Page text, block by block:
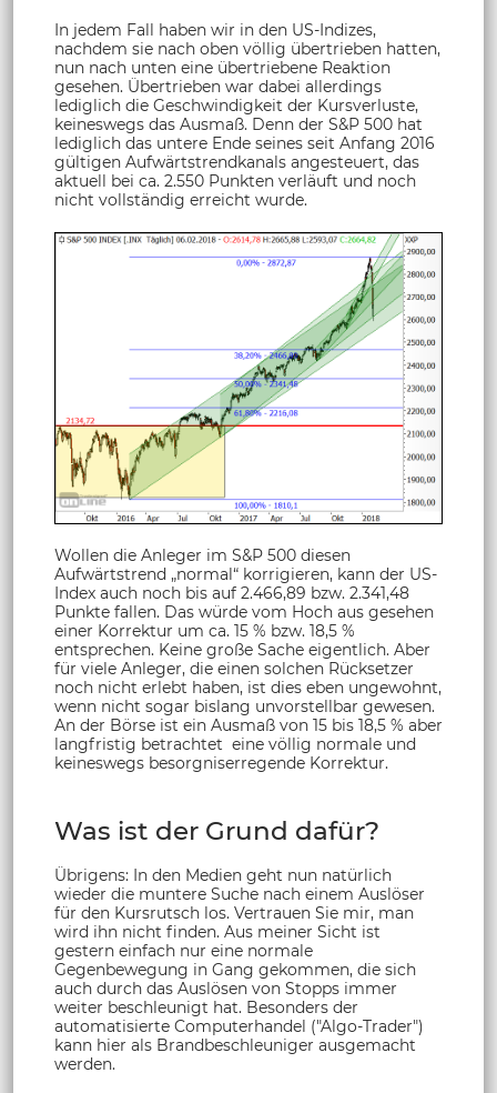
In jedem Fall haben wir in den US-Indizes,
nachdem sie nach oben völlig übertrieben hatten,
nun nach unten eine übertriebene Reaktion
gesehen. Übertrieben war dabei allerdings
lediglich die Geschwindigkeit der Kursverluste,
keineswegs das Ausmaß. Denn der S&P 500 hat
lediglich das untere Ende seines seit Anfang 2016
gültigen Aufwärtstrendkanals angesteuert, das
aktuell bei ca. 2.550 Punkten verläuft und noch
nicht vollständig erreicht wurde.
Wollen die Anleger im S&P 500 diesen
Aufwärtstrend „normal“ korrigieren, kann der US-
Index auch noch bis auf 2.466,89 bzw. 2.341,48
Punkte fallen. Das würde vom Hoch aus gesehen
einer Korrektur um ca. 15 % bzw. 18,5 %
entsprechen. Keine große Sache eigentlich. Aber
für viele Anleger, die einen solchen Rücksetzer
noch nicht erlebt haben, ist dies eben ungewohnt,
wenn nicht sogar bislang unvorstellbar gewesen.
An der Börse ist ein Ausmaß von 15 bis 18,5 % aber
langfristig betrachtet eine völlig normale und
keineswegs besorgniserregende Korrektur.
Was ist der Grund dafür?
Übrigens: In den Medien geht nun natürlich
wieder die muntere Suche nach einem Auslöser
für den Kursrutsch los. Vertrauen Sie mir, man
wird ihn nicht finden. Aus meiner Sicht ist
gestern einfach nur eine normale
Gegenbewegung in Gang gekommen, die sich
auch durch das Auslösen von Stopps immer
weiter beschleunigt hat. Besonders der
automatisierte Computerhandel ("Algo-Trader")
kann hier als Brandbeschleuniger ausgemacht
werden.